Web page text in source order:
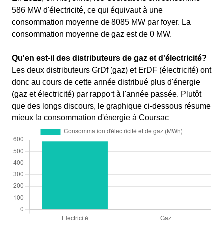
586 MW d'électricité, ce qui équivaut à une
consommation moyenne de 8085 MW par foyer. La
consommation moyenne de gaz est de 0 MW.
Qu'en est-il des distributeurs de gaz et d'électricité?
Les deux distributeurs GrDf (gaz) et ErDF (électricité) ont
donc au cours de cette année distribué plus d'énergie
(gaz et électricité) par rapport à l'année passée. Plutôt
que des longs discours, le graphique ci-dessous résume
mieux la consommation d'énergie à Coursac